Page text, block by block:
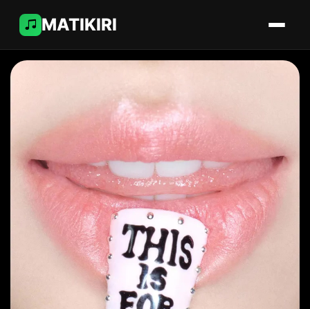
MATIKIRI